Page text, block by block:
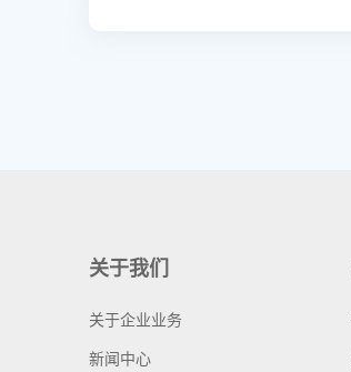
关于我们
关于企业业务
新闻中心